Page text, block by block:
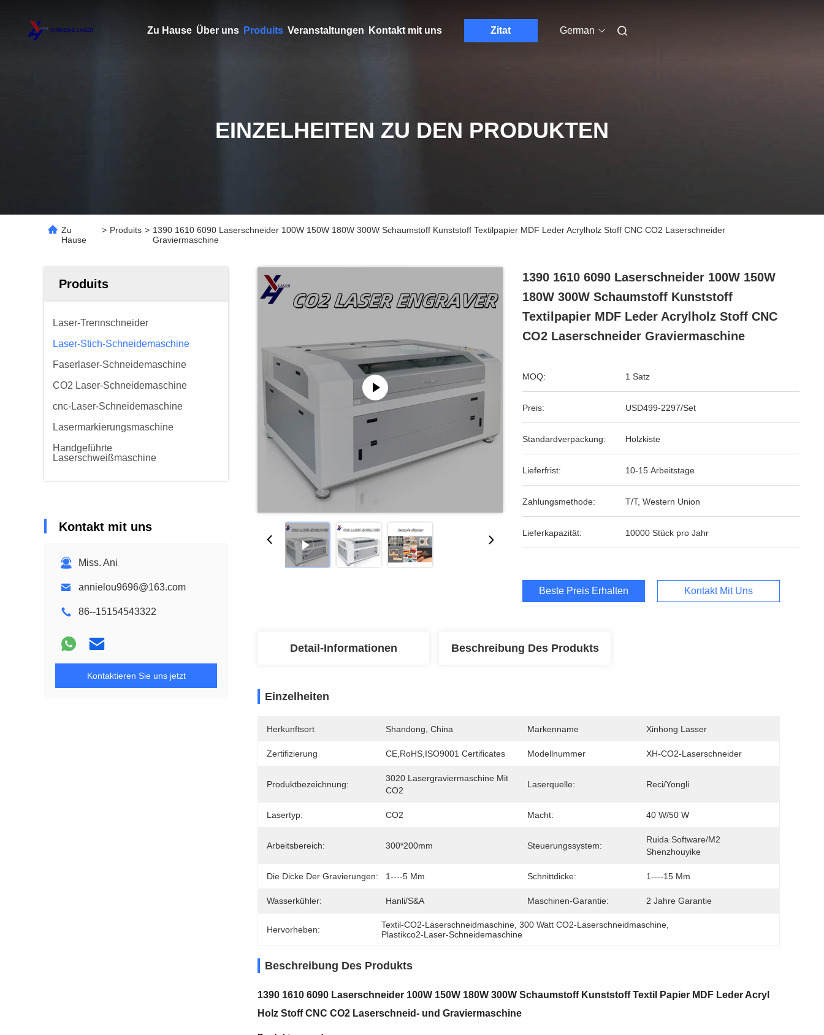
Zu Hause Über uns Produits Veranstaltungen Kontakt mit uns Zitat German
EINZELHEITEN ZU DEN PRODUKTEN
Zu
Hause
> Produits > 1390 1610 6090 Laserschneider 100W 150W 180W 300W Schaumstoff Kunststoff Textilpapier MDF Leder Acrylholz Stoff CNC CO2 Laserschneider
Graviermaschine
Produits
Laser-Trennschneider
Laser-Stich-Schneidemaschine
Faserlaser-Schneidemaschine
CO2 Laser-Schneidemaschine
cnc-Laser-Schneidemaschine
Lasermarkierungsmaschine
Handgeführte
Laserschweißmaschine
Kontakt mit uns
Miss. Ani
annielou9696@163.com
86--15154543322
Kontaktieren Sie uns jetzt
1390 1610 6090 Laserschneider 100W 150W
180W 300W Schaumstoff Kunststoff
Textilpapier MDF Leder Acrylholz Stoff CNC
CO2 Laserschneider Graviermaschine
MOQ: 1 Satz
Preis: USD499-2297/Set
Standardverpackung: Holzkiste
Lieferfrist: 10-15 Arbeitstage
Zahlungsmethode: T/T, Western Union
Lieferkapazität: 10000 Stück pro Jahr
Beste Preis Erhalten Kontakt Mit Uns
Detail-Informationen Beschreibung Des Produkts
Einzelheiten
Herkunftsort Shandong, China Markenname Xinhong Lasser
Zertifizierung CE,RoHS,ISO9001 Certificates Modellnummer XH-CO2-Laserschneider
Produktbezeichnung:
3020 Lasergraviermaschine Mit
CO2
Laserquelle: Reci/Yongli
Lasertyp: CO2 Macht: 40 W/50 W
Arbeitsbereich: 300*200mm Steuerungssystem:
Ruida Software/M2
Shenzhouyike
Die Dicke Der Gravierungen: 1----5 Mm Schnittdicke: 1----15 Mm
Wasserkühler: Hanli/S&A Maschinen-Garantie: 2 Jahre Garantie
Hervorheben: Textil-CO2-Laserschneidmaschine , 300 Watt CO2-Laserschneidmaschine
Plastikco2-Laser-Schneidemaschine
Beschreibung Des Produkts
1390 1610 6090 Laserschneider 100W 150W 180W 300W Schaumstoff Kunststoff Textil Papier MDF Leder Acryl
Holz Stoff CNC CO2 Laserschneid- und Graviermaschine